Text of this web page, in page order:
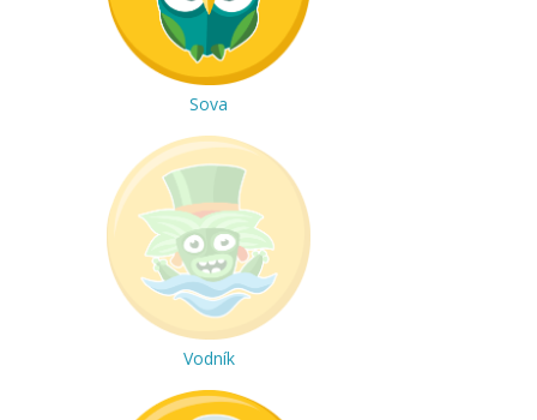
Sova
Vodník